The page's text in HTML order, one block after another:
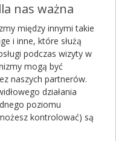
Drukuj/Zapisz
nas ważna
między innymi takie
i inne, które służą
podczas wizyty w
mogą być
naszych partnerów.
działania
poziomu
kontrolować) są